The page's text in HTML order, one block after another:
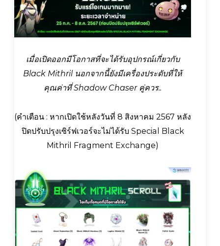
เมื่อเปิดออกมีโอกาสที่จะได้รับอุปกรณ์เกี่ยวกับ
Black Mithril นอกจากนี้ยังมีเครื่องประดับที่ให้
คุณค่าที่ Shadow Chaser คู่ควร..
(คำเตือน : หากเปิดใช้หลังวันที่ 8 สิงหาคม 2567 หลัง
ปิดปรับปรุงเซิร์ฟเวอร์จะไม่ได้รับ Special Black
Mithril Fragment Exchange)